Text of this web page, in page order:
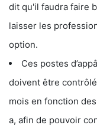
dit qu'il faudra faire
laisser les
option.
Ces postes
doivent être
mois en fonction
a, afin de pouvoir